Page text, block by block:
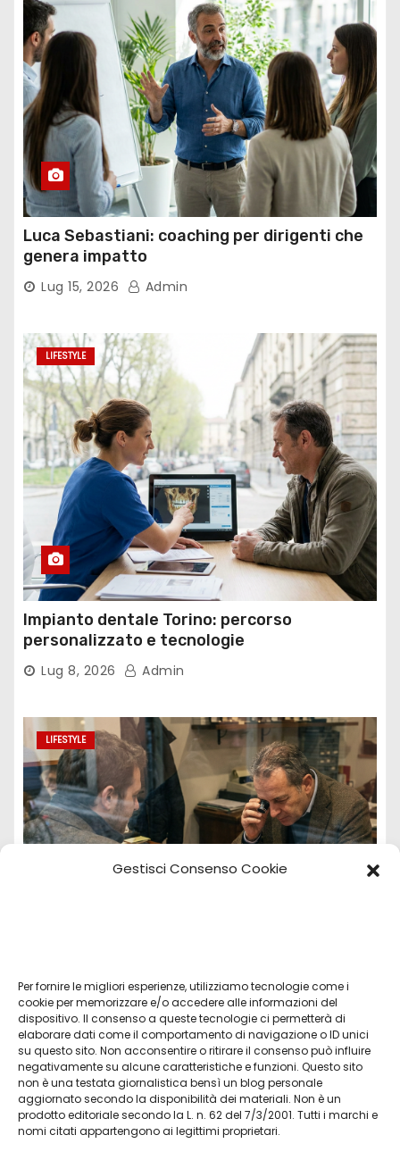
Gestisci Consenso Cookie
Per fornire le migliori esperienze, utilizziamo tecnologie come i
cookie per memorizzare e/o accedere alle informazioni del
dispositivo. Il consenso a queste tecnologie ci permetterà di
elaborare dati come il comportamento di navigazione o ID unici
su questo sito. Non acconsentire o ritirare il consenso può influire
negativamente su alcune caratteristiche e funzioni. Questo sito
non è una testata giornalistica bensì un blog personale
aggiornato secondo la disponibilità dei materiali. Non è un
prodotto editoriale secondo la L. n. 62 del 7/3/2001. Tutti i marchi e
nomi citati appartengono ai legittimi proprietari.
Luca Sebastiani: coaching per dirigenti che
genera impatto
Lug 15, 2026 Admin
LIFESTYLE
Impianto dentale Torino: percorso
personalizzato e tecnologie
Lug 8, 2026 Admin
LIFESTYLE
Vendita Tudor Bologna: guida ai migliori
modelli usati
Lug 8, 2026 Admin